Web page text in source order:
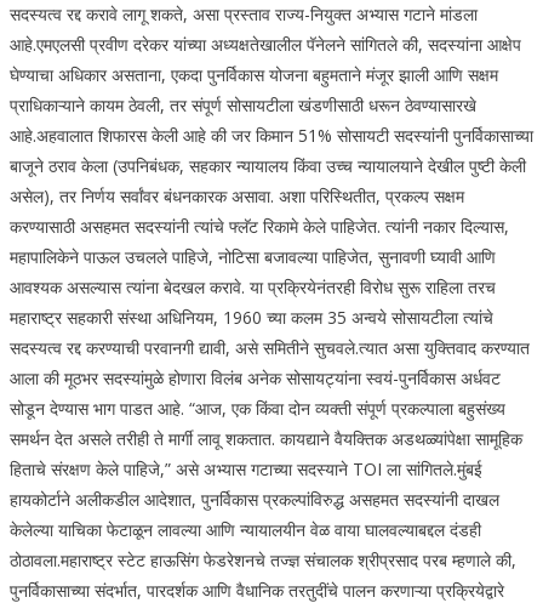
सदस्यत्व रद्द करावे लागू शकते, असा प्रस्ताव राज्य-नियुक्त अभ्यास गटाने मांडला
आहे.एमएलसी प्रवीण दरेकर यांच्या अध्यक्षतेखालील पॅनेलने सांगितले की, सदस्यांना आक्षेप
घेण्याचा अधिकार असताना, एकदा पुनर्विकास योजना बहुमताने मंजूर झाली आणि सक्षम
प्राधिकाऱ्याने कायम ठेवली, तर संपूर्ण सोसायटीला खंडणीसाठी धरून ठेवण्यासारखे
आहे.अहवालात शिफारस केली आहे की जर किमान 51% सोसायटी सदस्यांनी पुनर्विकासाच्या
बाजूने ठराव केला (उपनिबंधक, सहकार न्यायालय किंवा उच्च न्यायालयाने देखील पुष्टी केली
असेल), तर निर्णय सर्वांवर बंधनकारक असावा. अशा परिस्थितीत, प्रकल्प सक्षम
करण्यासाठी असहमत सदस्यांनी त्यांचे फ्लॅट रिकामे केले पाहिजेत. त्यांनी नकार दिल्यास,
महापालिकेने पाऊल उचलले पाहिजे, नोटिसा बजावल्या पाहिजेत, सुनावणी घ्यावी आणि
आवश्यक असल्यास त्यांना बेदखल करावे. या प्रक्रियेनंतरही विरोध सुरू राहिला तरच
महाराष्ट्र सहकारी संस्था अधिनियम, 1960 च्या कलम 35 अन्वये सोसायटीला त्यांचे
सदस्यत्व रद्द करण्याची परवानगी द्यावी, असे समितीने सुचवले.त्यात असा युक्तिवाद करण्यात
आला की मूठभर सदस्यांमुळे होणारा विलंब अनेक सोसायट्यांना स्वयं-पुनर्विकास अर्धवट
सोडून देण्यास भाग पाडत आहे. “आज, एक किंवा दोन व्यक्ती संपूर्ण प्रकल्पाला बहुसंख्य
समर्थन देत असले तरीही ते मार्गी लावू शकतात. कायद्याने वैयक्तिक अडथळ्यांपेक्षा सामूहिक
हिताचे संरक्षण केले पाहिजे,” असे अभ्यास गटाच्या सदस्याने TOI ला सांगितले.मुंबई
हायकोर्टाने अलीकडील आदेशात, पुनर्विकास प्रकल्पांविरुद्ध असहमत सदस्यांनी दाखल
केलेल्या याचिका फेटाळून लावल्या आणि न्यायालयीन वेळ वाया घालवल्याबद्दल दंडही
ठोठावला.महाराष्ट्र स्टेट हाऊसिंग फेडरेशनचे तज्ज्ञ संचालक श्रीप्रसाद परब म्हणाले की,
पुनर्विकासाच्या संदर्भात, पारदर्शक आणि वैधानिक तरतुदींचे पालन करणाऱ्या प्रक्रियेद्वारे